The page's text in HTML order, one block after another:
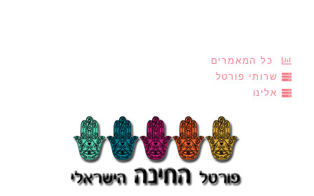
כל המאמרים
שרותי פורטל
אלינו